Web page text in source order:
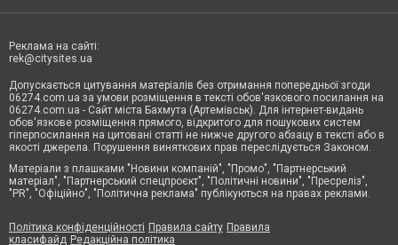
Реклама на сайті:
rek@citysites.ua
Допускається цитування матеріалів без отримання попередньої згоди
06274.com.ua за умови розміщення в тексті обов'язкового посилання на
06274.com.ua - Сайт міста Бахмута (Артемівськ). Для інтернет-видань
обов'язкове розміщення прямого, відкритого для пошукових систем
гіперпосилання на цитовані статті не нижче другого абзацу в тексті або в
якості джерела. Порушення виняткових прав переслідується Законом.
Матеріали з плашками "Новини компаній", "Промо", "Партнерський
матеріал", "Партнерський спецпроєкт", "Політичні новини", "Пресреліз",
"PR", "Офіційно", "Політична реклама" публікуються на правах реклами.
Політика конфіденційності Правила сайту Правила
класифайд Редакційна політика